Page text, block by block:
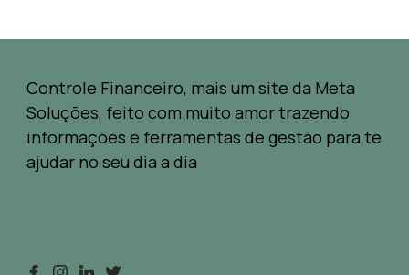
Controle Financeiro, mais um site da Meta
Soluções, feito com muito amor trazendo
informações e ferramentas de gestão para te
ajudar no seu dia a dia